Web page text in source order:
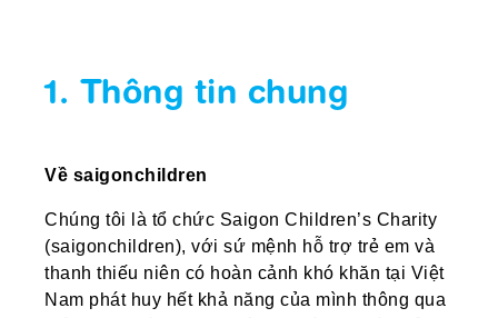
1. Thông tin chung
Về saigonchildren
Chúng tôi là tổ chức Saigon Children’s Charity
(saigonchildren), với sứ mệnh hỗ trợ trẻ em và
thanh thiếu niên có hoàn cảnh khó khăn tại Việt
Nam phát huy hết khả năng của mình thông qua